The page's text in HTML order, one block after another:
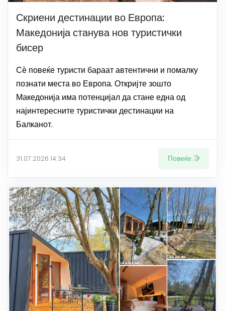
Скриени дестинации во Европа:
Македонија станува нов туристички
бисер
Сѐ повеќе туристи бараат автентични и помалку
познати места во Европа. Откријте зошто
Македонија има потенцијал да стане една од
најинтересните туристички дестинации на
Балканот.
31.07.2026 14:34 Повеќе